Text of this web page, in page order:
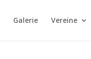
Galerie Vereine